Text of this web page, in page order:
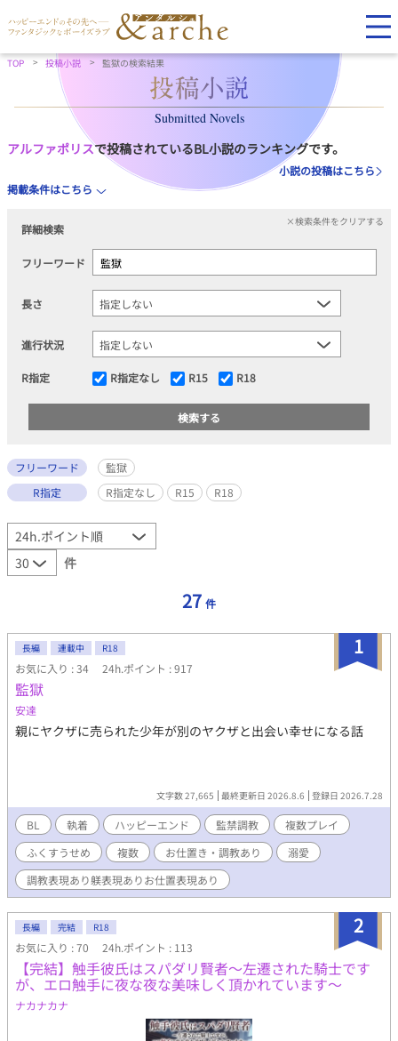
TOP 投稿小説 監獄の検索結果
Submitted Novels
アルファポリスで投稿されているBL小説のランキングです。
小説の投稿はこちら
掲載条件はこちら
詳細検索
×検索条件をクリアする
フリーワード
長さ
進行状況
R指定 R指定なし R15 R18
フリーワード
監獄
R指定
R指定なし R15 R18
件
27 件
1
長編 連載中 R18
お気に入り : 34 24h.ポイント : 917
監獄
安達
親にヤクザに売られた少年が別のヤクザと出会い幸せになる話
文字数 27,665 最終更新日 2026.8.6 登録日 2026.7.28
BL 執着 ハッピーエンド 監禁調教
複数プレイ
ふくすうせめ
複数 お仕置き・調教あり
溺愛
調教表現あり躾表現ありお仕置表現あり
2
長編 完結 R18
お気に入り : 70 24h.ポイント : 113
【完結】触手彼氏はスパダリ賢者〜左遷された騎士です
が、エロ触手に夜な夜な美味しく頂かれています〜
ナカナカナ